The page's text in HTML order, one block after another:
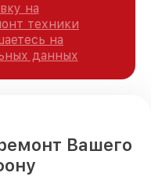
на
техники
на
данных
Вашего